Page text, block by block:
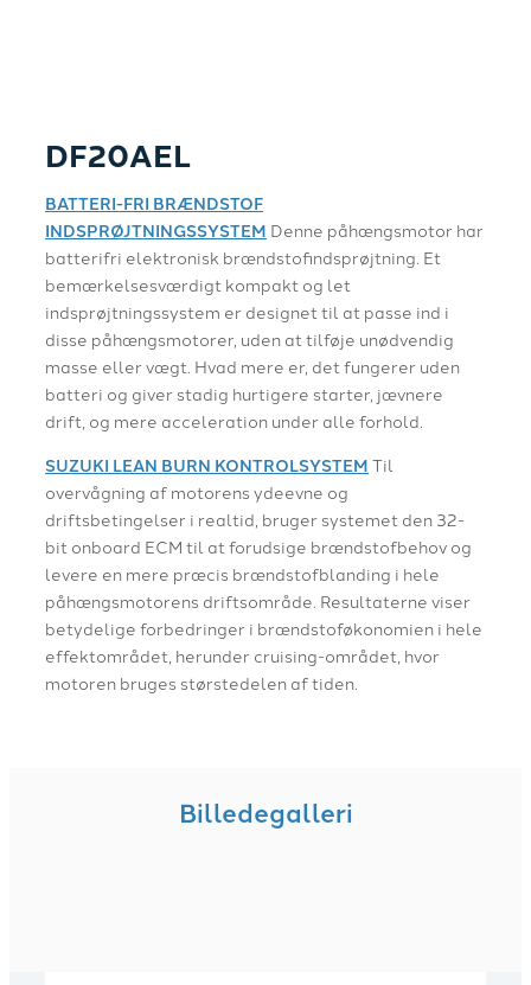
DF20AEL
BATTERI-FRI BRÆNDSTOF
INDSPRØJTNINGSSYSTEM Denne påhængsmotor har
batterifri elektronisk brændstofindsprøjtning. Et
bemærkelsesværdigt kompakt og let
indsprøjtningssystem er designet til at passe ind i
disse påhængsmotorer, uden at tilføje unødvendig
masse eller vægt. Hvad mere er, det fungerer uden
batteri og giver stadig hurtigere starter, jævnere
drift, og mere acceleration under alle forhold.
SUZUKI LEAN BURN KONTROLSYSTEM Til
overvågning af motorens ydeevne og
driftsbetingelser i realtid, bruger systemet den 32-
bit onboard ECM til at forudsige brændstofbehov og
levere en mere præcis brændstofblanding i hele
påhængsmotorens driftsområde. Resultaterne viser
betydelige forbedringer i brændstoføkonomien i hele
effektområdet, herunder cruising-området, hvor
motoren bruges størstedelen af tiden.
Billedegalleri